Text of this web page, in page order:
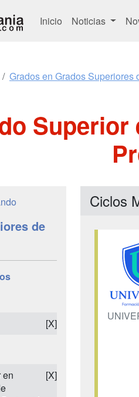
Inicio Noticias
Grados en Grados Superiores
Superior
de
[X]
en
[X]
Ciclos